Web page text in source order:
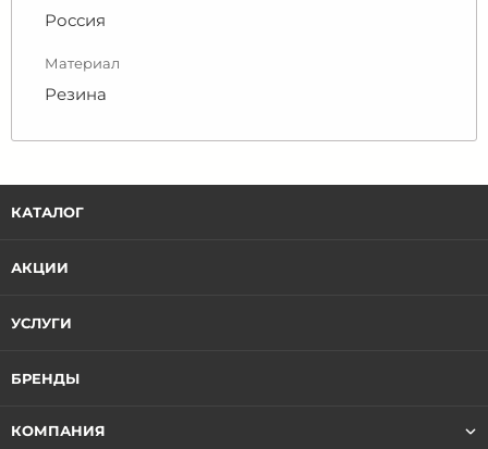
Россия
Материал
Резина
КАТАЛОГ
АКЦИИ
УСЛУГИ
БРЕНДЫ
КОМПАНИЯ